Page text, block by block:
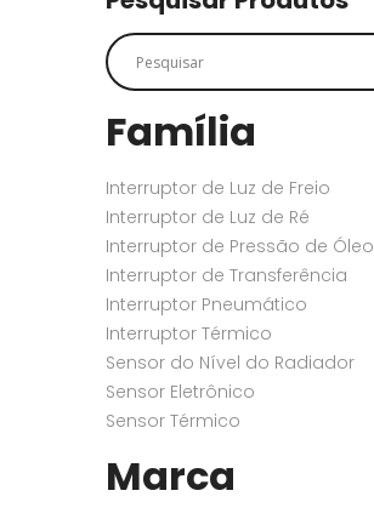
Família
Interruptor de Luz de Freio
Interruptor de Luz de Ré
Interruptor de Pressão de Óleo
Interruptor de Transferência
Interruptor Pneumático
Interruptor Térmico
Sensor do Nível do Radiador
Sensor Eletrônico
Sensor Térmico
Marca